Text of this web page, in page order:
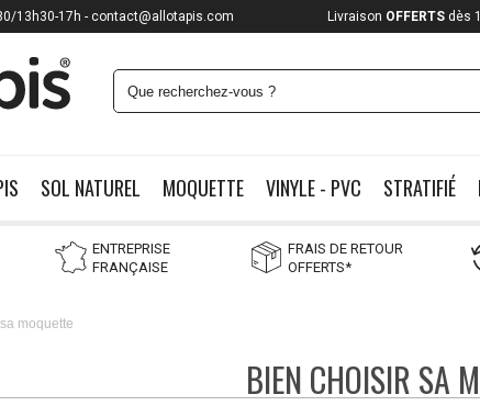
SOL NATUREL MOQUETTE VINYLE - PVC STRATIFIÉ
ENTREPRISE
FRANÇAISE
FRAIS DE RETOUR
OFFERTS*
moquette
BIEN CHOISIR SA
13h30-17h - contact@allotapis.com Livraison OFFERTSdès